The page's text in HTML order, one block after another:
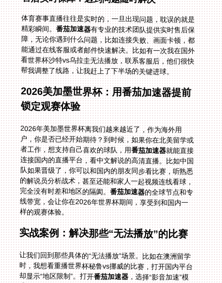
体育赛事直播往往是实时的，一旦出现问题，耽误的就是
精彩瞬间。番茄加速器有专业的技术团队提供实时售后保
障，无论你遇到什么问题，比如连接失败、画面卡顿，都
能通过在线客服或者邮件快速解决。比如有一次我在国外
看世界杯沙特vs乌拉圭无法播放，联系客服后，他们很快
帮我调整了线路，让我赶上了下半场的关键进球。
2026美加墨世界杯：用番茄加速器提前
锁定观赛体验
2026年美加墨世界杯离我们越来越近了，作为海外用
户，你是否已经开始期待？到时候，如果你在北美留学或
者工作，想支持自己喜欢的球队，用番茄加速器就能直接
连接国内的直播平台，看中文解说的高清直播。比如中国
队如果晋级了，你可以和国内的朋友同步看比赛，听熟悉
的解说员分析战术，甚至还能和家人一起视频连线看球，
完全没有时差和地区的隔阂。番茄加速器的全球节点和专
线带宽，会让你在2026年世界杯期间，享受到和国内一
样的观赛体验。
实战案例：解决那些“无法播放”的比赛
让我们回到那些具体的“无法播放”场景。比如在澳洲留学
时，我想看重播世界杯秘鲁vs挪威的比赛，打开国内平台
却显示“地区限制”。打开番茄加速器，选择“影音加速”模
式，几秒钟后就能正常播放了，而且画面比我之前用的其
他加速器清晰很多。还有一次在欧洲出差，路上想用手机